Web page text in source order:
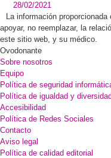
28/02/2021
La información
apoyar, no reemplazar, la
este sitio web, y su médico.
Ovodonante
Sobre nosotros
Equipo
Política de seguridad
Política de igualdad y diversidad
Accesibilidad
Política de Redes Sociales
Contacto
Aviso legal
Política de calidad editorial